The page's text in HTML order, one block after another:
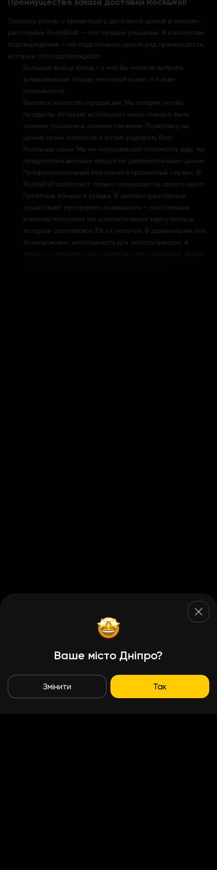
Преимущества заказа доставки Rock&Roll
Заказать роллы с креветкой с доставкой домой в онлайн-
ресторане Rock&Roll — это лучшее решение. И в качестве
подтверждения — мы подготовили целый ряд преимуществ,
которые это подтверждают.
Большой выбор блюд - у нас Вы можете выбрать
всевозможные блюда японской кухни, а также
итальянской.
Высокое качество продукции. Мы следим, чтобы
продукты, которые используют наши повара были
самыми лучшими и самыми свежими. Поскольку мы
ценим своих клиентов и хотим радовать Вас.
Лояльные цены. Мы не накручиваем стоимость еды, мы
предлагаем вкусные блюда по демократичным ценам.
Профессиональный персонал и грамотный сервис. В
Rock&Roll работают только специалисты своего дела
Приятные бонусы и скидки. В онлайн-ресторане
существует программа лояльности — постоянные
клиенты получают на накопительную карту бонусы,
которые составляют 5% от покупки. В дальнейшем эти
бонусы можно использовать для оплаты заказов. А
Ваше місто Дніпро?
Змінити Так